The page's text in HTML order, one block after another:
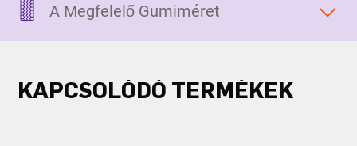
A Megfelelő Gumiméret
KAPCSOLÓDÓ TERMÉKEK